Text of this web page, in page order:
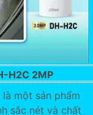
H2C 2MP
một sản phẩm
sắc nét và chất